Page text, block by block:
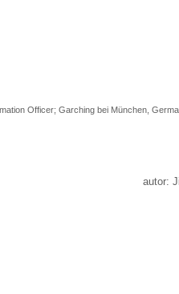
Officer; Garching bei München,
autor: